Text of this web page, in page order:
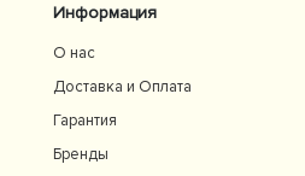
Информация
О нас
Доставка и Оплата
Гарантия
Бренды